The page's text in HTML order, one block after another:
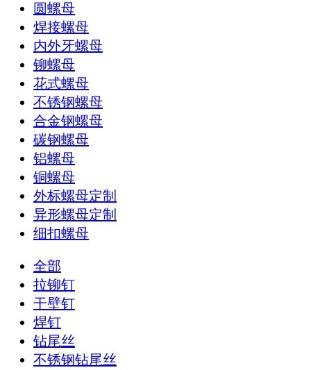
圆螺母
焊接螺母
内外牙螺母
铆螺母
花式螺母
不锈钢螺母
合金钢螺母
碳钢螺母
铝螺母
铜螺母
外标螺母定制
异形螺母定制
细扣螺母
全部
拉铆钉
干壁钉
焊钉
钻尾丝
不锈钢钻尾丝